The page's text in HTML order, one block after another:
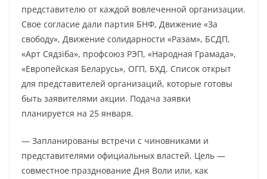
представителю от каждой вовлеченной организации.
Свое согласие дали партия БНФ, Движение «За
свободу», Движение солидарности «Разам», БСДП,
«Арт Сядзiба», профсоюз РЭП, «Народная Грамада»,
«Европейская Беларусь», ОГП, БХД. Список открыт
для представителей организаций, которые готовы
быть заявителями акции. Подача заявки
планируется на 25 января.
— Запланированы встречи с чиновниками и
представителями официальных властей. Цель —
совместное празднование Дня Воли или, как